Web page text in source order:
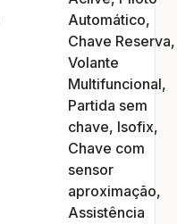
Automático,
Chave Reserva,
Volante
Multifuncional,
Partida sem
chave, Isofix,
Chave com
sensor
aproximação,
Assistência